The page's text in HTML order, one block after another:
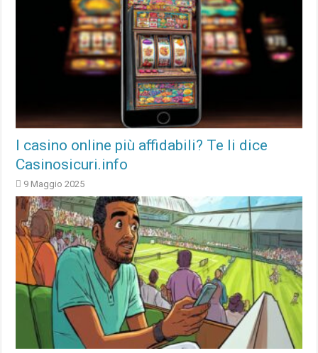
I casino online più affidabili? Te li dice
Casinosicuri.info
9 Maggio 2025